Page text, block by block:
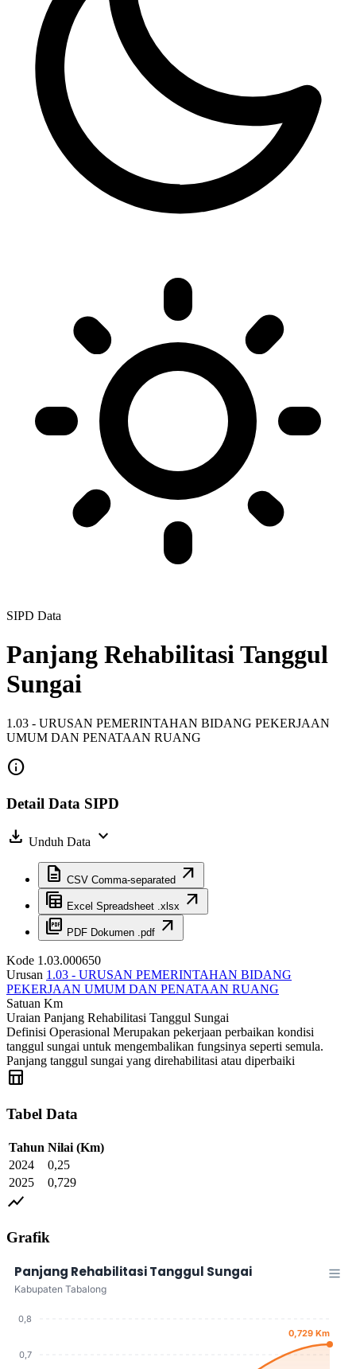
SIPD Data
Panjang Rehabilitasi Tanggul
Sungai
1.03 - URUSAN PEMERINTAHAN BIDANG PEKERJAAN
UMUM DAN PENATAAN RUANG
info
Detail Data SIPD
download Unduh Data
expand_more
description CSV Comma-separated
arrow_outward
table_view Excel Spreadsheet .xlsx
arrow_outward
picture_as_pdf PDF Dokumen .pdf arrow_outward
Kode 1.03.000650
Urusan 1.03 - URUSAN PEMERINTAHAN BIDANG
PEKERJAAN UMUM DAN PENATAAN RUANG
Satuan Km
Uraian Panjang Rehabilitasi Tanggul Sungai
Definisi Operasional Merupakan pekerjaan perbaikan kondisi
tanggul sungai untuk mengembalikan fungsinya seperti semula.
Panjang tanggul sungai yang direhabilitasi atau diperbaiki
table_chart
Tabel Data
Tahun Nilai (Km)
2024
0,25
2025
0,729
show_chart
Grafik
Panjang Rehabilitasi Tanggul Sungai
Kabupaten Tabalong
0,8
0,7
0,729 Km